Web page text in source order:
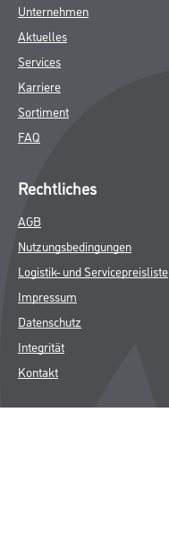
Unternehmen
Aktuelles
Services
Karriere
Sortiment
FAQ
Rechtliches
AGB
Nutzungsbedingungen
Logistik- und Servicepreisliste
Impressum
Datenschutz
Integrität
Kontakt